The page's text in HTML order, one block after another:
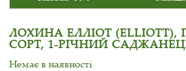
ЛОХИНА ЕЛЛІОТ (ELLIOTT),
СОРТ, 1-РІЧНИЙ
Немає в наявності